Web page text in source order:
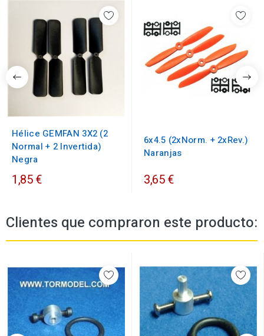
Hélice GEMFAN 3X2 (2
Normal + 2 Invertida)
Negra
1,85 €
6x4.5 (2xNorm. + 2xRev.)
Naranjas
3,65 €
Clientes que compraron este producto: